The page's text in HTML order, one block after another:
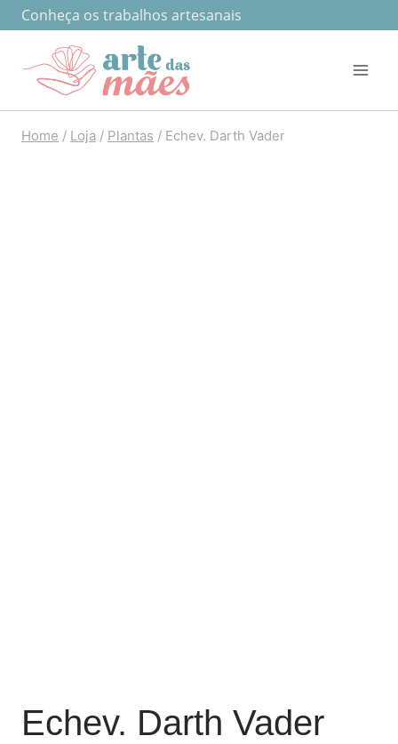
Pular
Conteúdo
Conheça os trabalhos artesanais
Home / Loja / Plantas / Echev. Darth Vader
Echev. Darth Vader